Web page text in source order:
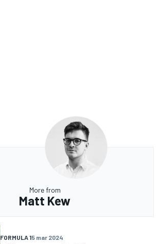
More from
Matt Kew
FORMULA 15 mar 2024